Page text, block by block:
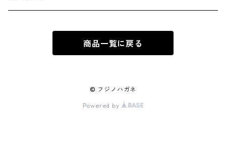
商品一覧に戻る
© フジノハガネ
Powered by